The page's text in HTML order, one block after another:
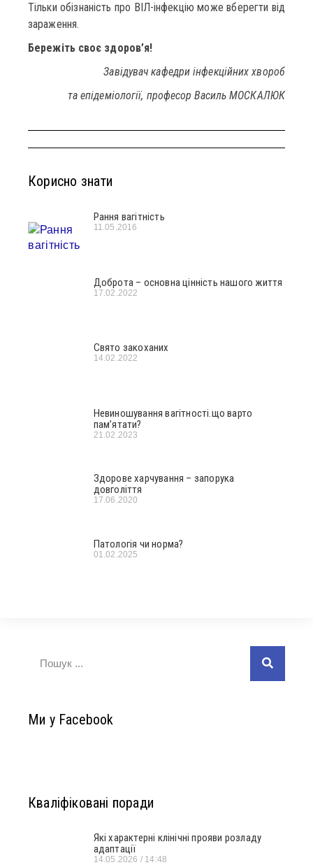
Тільки обізнаність про ВІЛ-інфекцію може вберегти від
зараження.
Бережіть своє здоров’я!
Завідувач кафедри інфекційних хвороб
та епідеміології, професор Василь МОСКАЛЮК
Корисно знати
Рання вагітність
11.05.2016
Доброта – основна цінність нашого життя
17.02.2022
Свято закоханих
14.02.2022
Невиношування вагітності.що варто
пам’ятати?
21.02.2023
Здорове харчування – запорука
довголіття
17.06.2020
Патологія чи норма?
01.02.2025
Ми у Facebook
Кваліфіковані поради
Які характерні клінічні прояви розладу
адаптації
14.05.2026 14:48